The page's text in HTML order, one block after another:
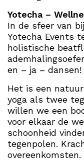
Yotecha –
In de sfeer van
Yotecha Events
holistische
en – ja – dansen!
Het is een
yoga als twee
willen we een
voor elkaar de
schoonheid
tegenpolen.
overeenkomsten.